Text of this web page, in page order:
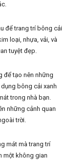
để trang trí bông cải
loại, nhựa, vải, và
tuyệt đẹp.
để tạo nên những
bông cải xanh
trong nhà bạn.
những cảnh quan
trời.
mát mà trang trí
một không gian